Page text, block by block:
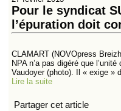
Pour le syndicat
l’épuration doit
CLAMART (NOVOpress
NPA n’a pas digéré que
Vaudoyer (photo). Il « exige »
Lire la suite
Partager cet article